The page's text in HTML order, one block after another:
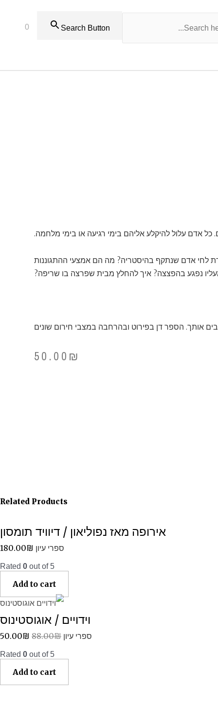
Search Button
0
כל אדם עלול להיקלע אליהם בימי רגיעה או בימי מלחמה.
לחי אדם שנתקף בהיסטריה? מה הם אמצעי ההתגוננות
נפגע בהפצצה? איך להחלץ מבית שפרצה בו שריפה?
אותך. הספר דן בפירוט ובהרחבה במצבי חירום שונים
50.00 ₪
Related Products
אירופה מאז נפוליאון / דיוויד תומסון
ספרי עיון 180.00₪
Rated 0 out of 5
Add to cart
וידויים / אוגוסטינוס
ספרי עיון 88.00₪
50.00₪
Rated 0 out of 5
Add to cart